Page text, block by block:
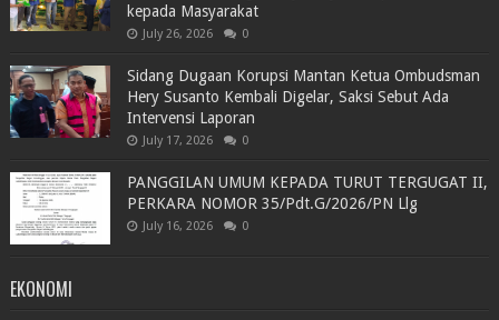
kepada Masyarakat
July 26, 2026 0
Sidang Dugaan Korupsi Mantan Ketua Ombudsman
Hery Susanto Kembali Digelar, Saksi Sebut Ada
Intervensi Laporan
July 17, 2026 0
PANGGILAN UMUM KEPADA TURUT TERGUGAT II,
PERKARA NOMOR 35/Pdt.G/2026/PN Llg
July 16, 2026 0
EKONOMI